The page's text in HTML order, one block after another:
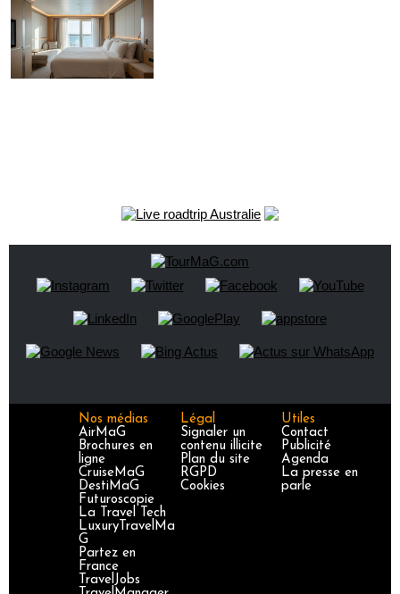
Nos médias
AirMaG
Brochures en
ligne
CruiseMaG
DestiMaG
Futuroscopie
La Travel Tech
LuxuryTravelMa
G
Partez en
France
TravelJobs
Légal
Signaler un
contenu illicite
Plan du site
RGPD
Cookies
Utiles
Contact
Publicité
Agenda
La presse en
parle